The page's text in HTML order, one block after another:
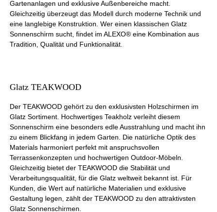
Gartenanlagen und exklusive Außenbereiche macht.
Gleichzeitig überzeugt das Modell durch moderne Technik und
eine langlebige Konstruktion. Wer einen klassischen Glatz
Sonnenschirm sucht, findet im ALEXO® eine Kombination aus
Tradition, Qualität und Funktionalität.
Glatz TEAKWOOD
Der TEAKWOOD gehört zu den exklusivsten Holzschirmen im
Glatz Sortiment. Hochwertiges Teakholz verleiht diesem
Sonnenschirm eine besonders edle Ausstrahlung und macht ihn
zu einem Blickfang in jedem Garten. Die natürliche Optik des
Materials harmoniert perfekt mit anspruchsvollen
Terrassenkonzepten und hochwertigen Outdoor-Möbeln.
Gleichzeitig bietet der TEAKWOOD die Stabilität und
Verarbeitungsqualität, für die Glatz weltweit bekannt ist. Für
Kunden, die Wert auf natürliche Materialien und exklusive
Gestaltung legen, zählt der TEAKWOOD zu den attraktivsten
Glatz Sonnenschirmen.